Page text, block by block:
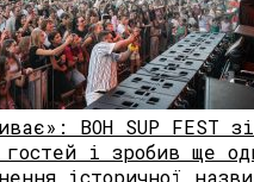
BOH SUP FEST
гостей і зробив ще
історичної